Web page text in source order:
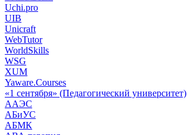
Uchi.pro
UIB
Unicraft
WebTutor
WorldSkills
WSG
XUM
Yaware.Courses
«1 сентября» (Педагогический университет)
ААЭС
АБиУС
АБМК